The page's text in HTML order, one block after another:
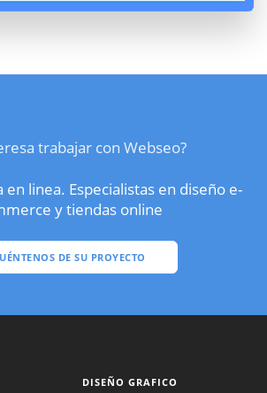
trabajar con Webseo?
linea. Especialistas en diseño e-
y tiendas online
DE SU PROYECTO
DISEÑO GRAFICO